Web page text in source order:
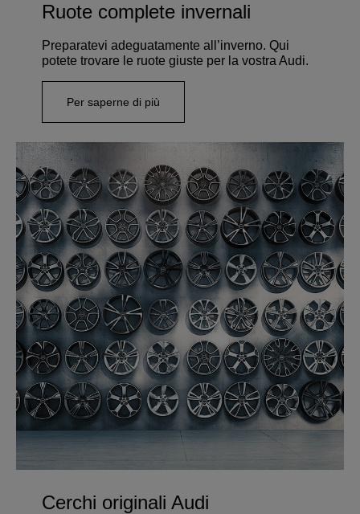
Ruote complete invernali
Preparatevi adeguatamente all’inverno. Qui
potete trovare le ruote giuste per la vostra Audi.
Per saperne di più
Cerchi originali Audi